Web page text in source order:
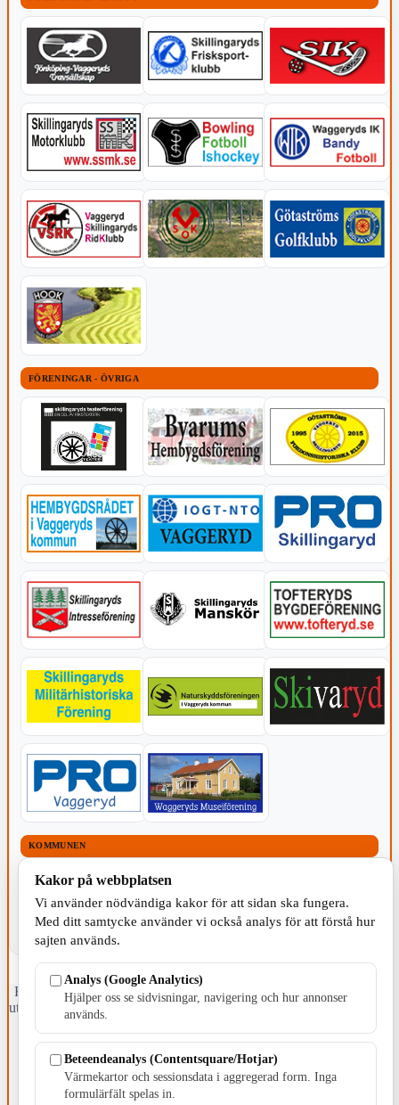
FÖRENINGAR - ÖVRIGA
KOMMUNEN
Fristående webbtidningsföretag grundat 1991 som sedan 2002 ger
ut tidningen Skillingaryd.nu och 2010 lanserades Värnamo.nu. Från
april 2026 omfattar Skillingaryd.nu tre kommuner: Gnosjö,
Värnamo och Vaggeryds kommun.
Kontakta oss
E-post: redaktionen@skillingaryd.nu
Kakor på webbplatsen
Vi använder nödvändiga kakor för att sidan ska fungera.
Med ditt samtycke använder vi också analys för att förstå hur
sajten används.
Analys (Google Analytics)
Hjälper oss se sidvisningar, navigering och hur annonser
används.
Beteendeanalys (Contentsquare/Hotjar)
Värmekartor och sessionsdata i aggregerad form. Inga
formulärfält spelas in.